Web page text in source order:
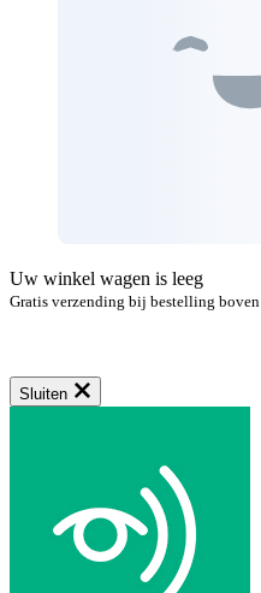
Uw winkel wagen is leeg
Gratis verzending bij bestelling boven
Sluiten